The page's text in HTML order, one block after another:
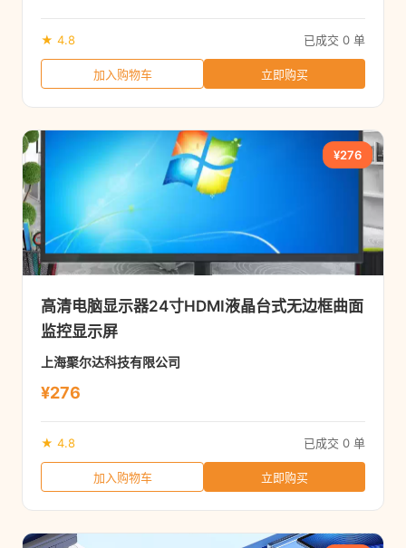
★ 4.8 已成交 0 单
加入购物车 立即购买
¥276
高清电脑显示器24寸HDMI液晶台式无边框曲面
监控显示屏
上海聚尔达科技有限公司
¥276
★ 4.8 已成交 0 单
加入购物车 立即购买